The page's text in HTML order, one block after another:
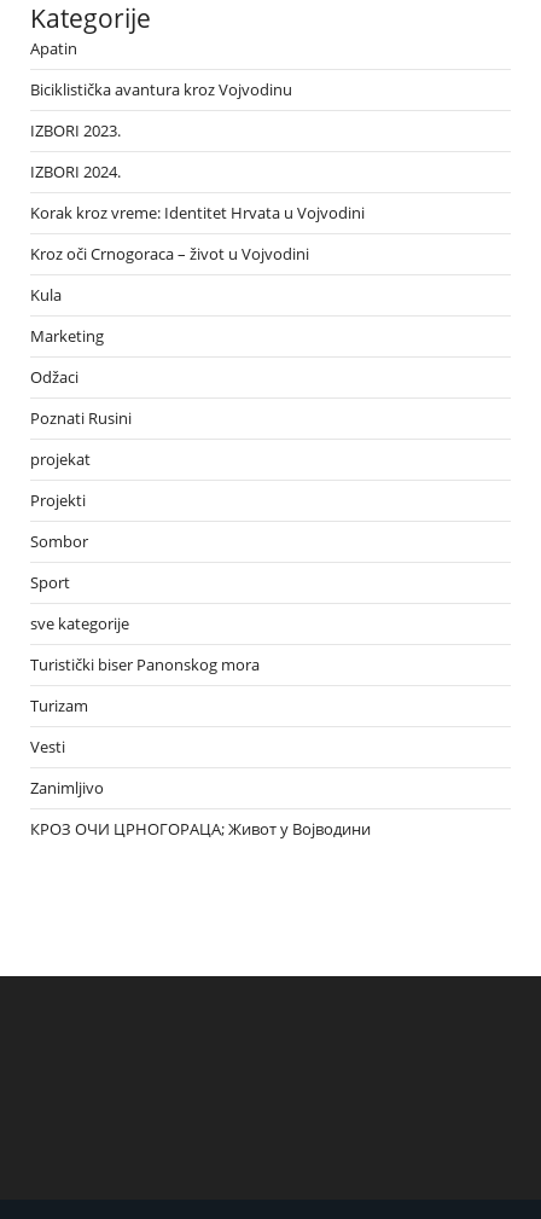
Kategorije
Apatin
Biciklistička avantura kroz Vojvodinu
IZBORI 2023.
IZBORI 2024.
Korak kroz vreme: Identitet Hrvata u Vojvodini
Kroz oči Crnogoraca – život u Vojvodini
Kula
Marketing
Odžaci
Poznati Rusini
projekat
Projekti
Sombor
Sport
sve kategorije
Turistički biser Panonskog mora
Turizam
Vesti
Zanimljivo
КРОЗ ОЧИ ЦРНОГОРАЦА; Живот у Војводини